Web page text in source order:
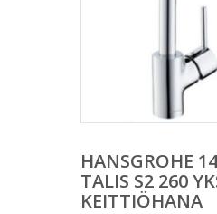
HANSGROHE
TALIS S2 260
KEITTIÖHANA